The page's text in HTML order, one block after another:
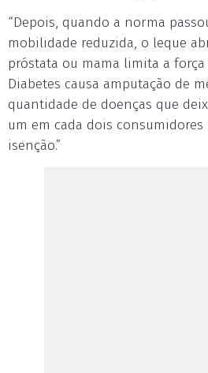
“Depois, quando a norma
mobilidade reduzida, o leque
próstata ou mama limita a
Diabetes causa amputação de
quantidade de doenças que
um em cada dois
isenção.”